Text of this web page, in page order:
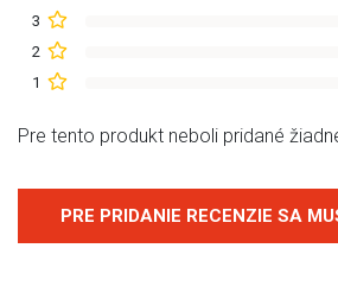
3
2
1
Pre tento produkt neboli pridané
PRE PRIDANIE RECENZIE SA